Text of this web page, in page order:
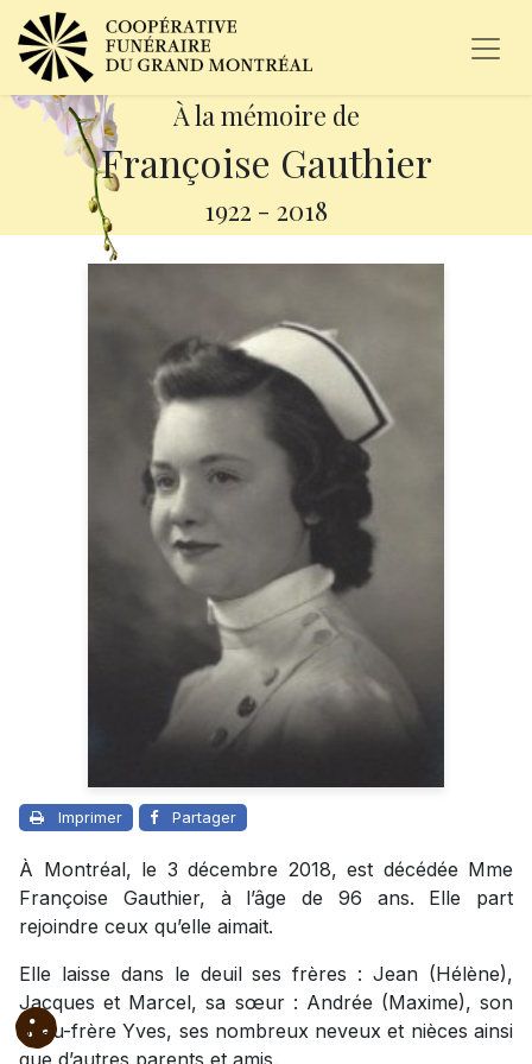
À la mémoire de
Françoise Gauthier
1922 - 2018
Imprimer Partager
À Montréal, le 3 décembre 2018, est décédée Mme
Françoise Gauthier, à l’âge de 96 ans. Elle part
rejoindre ceux qu’elle aimait.
Elle laisse dans le deuil ses frères : Jean (Hélène),
Jacques et Marcel, sa sœur : Andrée (Maxime), son
beau-frère Yves, ses nombreux neveux et nièces ainsi
que d’autres parents et amis.